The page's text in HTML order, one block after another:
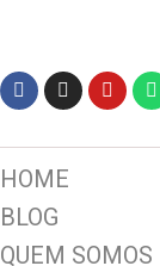
HOME
BLOG
QUEM SOMOS